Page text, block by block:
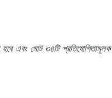
হবে এবং মোট ৩৪টি প্রতিযোগিতামূলক